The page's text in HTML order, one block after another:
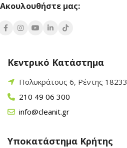
Ακουλουθήστε μας:
Κεντρικό Κατάστημα
Πολυκράτους 6, Ρέντης 18233
210 49 06 300
info@cleanit.gr
Υποκατάστημα Κρήτης